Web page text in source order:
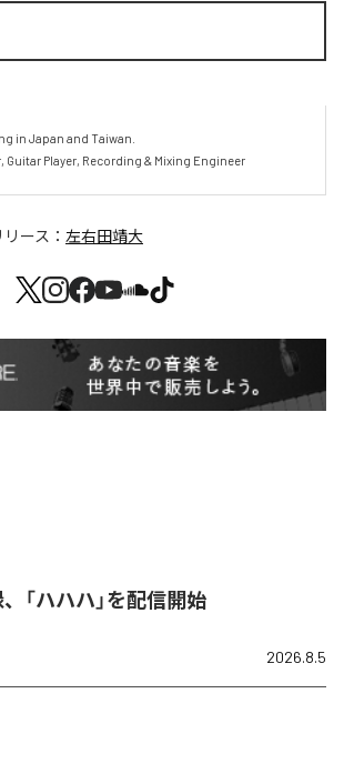
in Japan and Taiwan.
Guitar Player, Recording & Mixing Engineer
ース： 左右田靖大
「ハハハ」を配信開始
2026.8.5